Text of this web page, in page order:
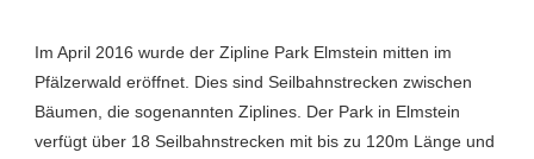
Im April 2016 wurde der Zipline Park Elmstein mitten im
Pfälzerwald eröffnet. Dies sind Seilbahnstrecken zwischen
Bäumen, die sogenannten Ziplines. Der Park in Elmstein
verfügt über 18 Seilbahnstrecken mit bis zu 120m Länge und